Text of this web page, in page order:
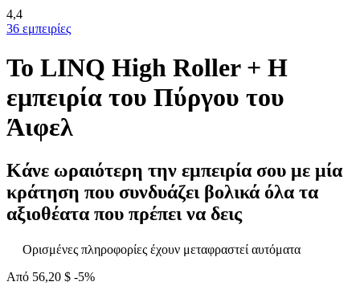
4,4
36 εμπειρίες
Το LINQ High Roller + Η
εμπειρία του Πύργου του
Άιφελ
Κάνε ωραιότερη την εμπειρία σου με μία
κράτηση που συνδυάζει βολικά όλα τα
αξιοθέατα που πρέπει να δεις
Ορισμένες πληροφορίες έχουν μεταφραστεί αυτόματα
Από 56,20 $ -5%